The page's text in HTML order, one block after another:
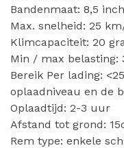
Bandenmaat: 8,5 inch
Max. snelheid: 25
Klimcapaciteit: 20
Min / max belasting:
Bereik Per lading:
oplaadniveau en de
Oplaadtijd: 2-3 uur
Afstand tot grond:
Rem type: enkele